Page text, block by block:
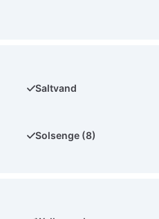
Saltvand
Solsenge (8)